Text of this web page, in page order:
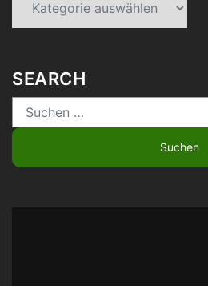
SEARCH
Suchen
nach: